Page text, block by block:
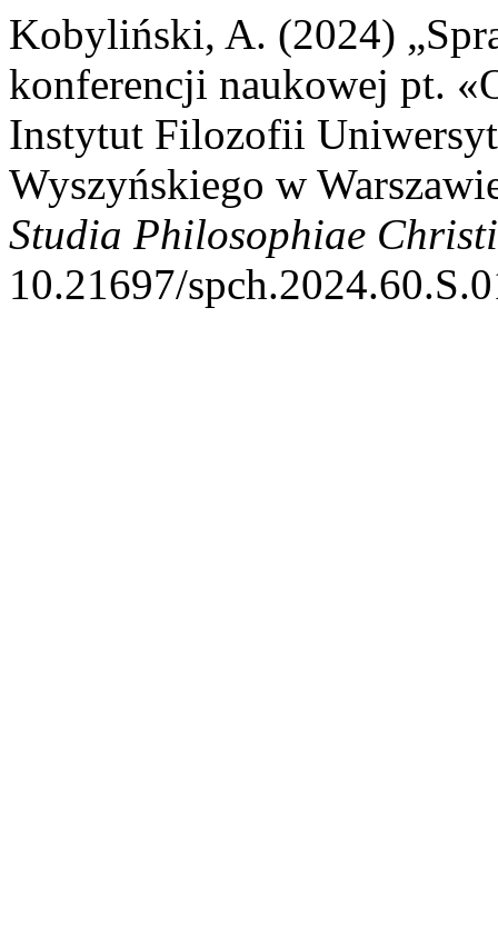
Kobyliński, A. (2024)
konferencji naukowej pt.
Instytut Filozofii
Wyszyńskiego w
Studia Philosophiae
10.21697/